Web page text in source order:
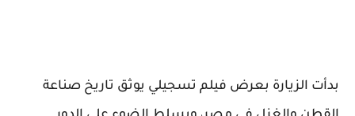
بدأت الزيارة بعرض فيلم تسجيلي يوثق تاريخ صناعة